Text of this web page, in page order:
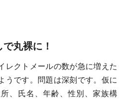
丸裸に！
レクトメールの数が急に増えた
うです。問題は深刻です。仮に
、氏名、年齢、性別、家族構